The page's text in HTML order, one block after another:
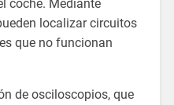
coche. Mediante
localizar circuitos
que no funcionan
de osciloscopios, que